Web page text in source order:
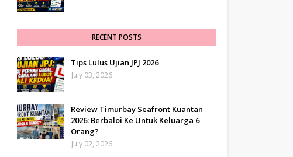
RECENT POSTS
Tips Lulus Ujian JPJ 2026
July 03, 2026
Review Timurbay Seafront Kuantan
2026: Berbaloi Ke Untuk Keluarga 6
Orang?
July 02, 2026